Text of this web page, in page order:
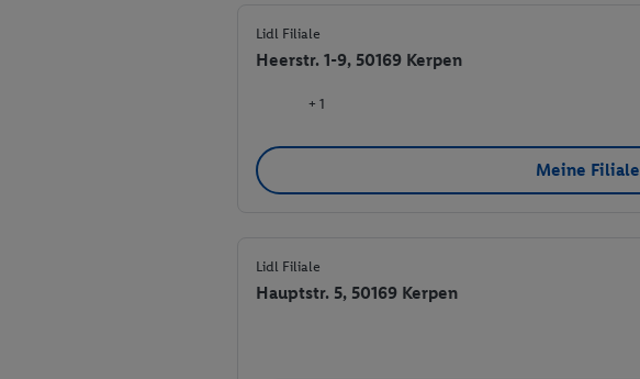
Lidl Filiale
Heerstr. 1-9, 50169 Kerpen
+ 1
Meine Filiale
Lidl Filiale
Hauptstr. 5, 50169 Kerpen